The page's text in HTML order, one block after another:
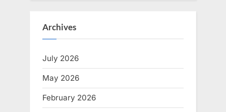
Archives
July 2026
May 2026
February 2026